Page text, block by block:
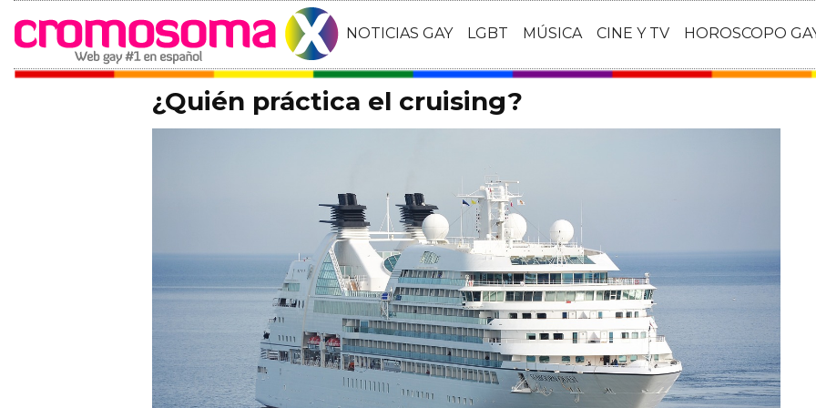
NOTICIAS GAY LGBT MÚSICA CINE Y TV HOROSCOPO
¿Quién práctica el cruising?